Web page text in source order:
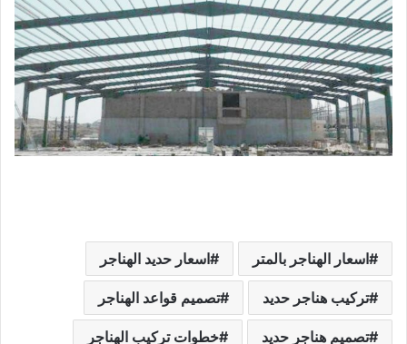
اسعار الهناجر بالمتر اسعار حديد الهناجر
تركيب هناجر حديد تصميم قواعد الهناجر
تصميم هناجر حديد خطوات تركيب الهناجر